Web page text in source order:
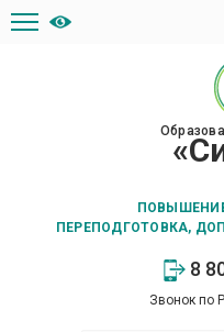
ПЕРЕПОДГОТОВКА,
8
Звонок по